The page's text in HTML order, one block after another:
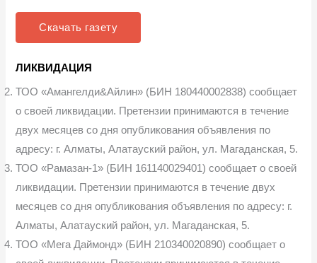
Скачать газету
ЛИКВИДАЦИЯ
ТОО «Амангелди&Айлин» (БИН 180440002838) сообщает
о своей ликвидации. Претензии принимаются в течение
двух месяцев со дня опубликования объявления по
адресу: г. Алматы, Алатауский район, ул. Магаданская, 5.
ТОО «Рамазан-1» (БИН 161140029401) сообщает о своей
ликвидации. Претензии принимаются в течение двух
месяцев со дня опубликования объявления по адресу: г.
Алматы, Алатауский район, ул. Магаданская, 5.
ТОО «Мега Даймонд» (БИН 210340020890) сообщает о